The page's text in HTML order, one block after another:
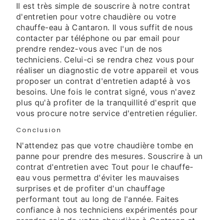
Il est très simple de souscrire à notre contrat
d'entretien pour votre chaudière ou votre
chauffe-eau à Cantaron. Il vous suffit de nous
contacter par téléphone ou par email pour
prendre rendez-vous avec l'un de nos
techniciens. Celui-ci se rendra chez vous pour
réaliser un diagnostic de votre appareil et vous
proposer un contrat d'entretien adapté à vos
besoins. Une fois le contrat signé, vous n'avez
plus qu'à profiter de la tranquillité d'esprit que
vous procure notre service d'entretien régulier.
Conclusion
N'attendez pas que votre chaudière tombe en
panne pour prendre des mesures. Souscrire à un
contrat d'entretien avec Tout pour le chauffe-
eau vous permettra d'éviter les mauvaises
surprises et de profiter d'un chauffage
performant tout au long de l'année. Faites
confiance à nos techniciens expérimentés pour